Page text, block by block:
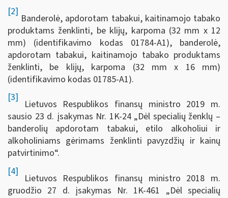
[2]
Banderolė, apdorotam tabakui, kaitinamojo tabako
produktams ženklinti, be klijų, karpoma (32 mm x 12
mm) (identifikavimo kodas 01784-A1), banderolė,
apdorotam tabakui, kaitinamojo tabako produktams
ženklinti, be klijų, karpoma (32 mm x 16 mm)
(identifikavimo kodas 01785-A1).
[3]
Lietuvos Respublikos finansų ministro 2019 m.
sausio 23 d. įsakymas Nr. 1K-24 „Dėl specialių ženklų –
banderolių apdorotam tabakui, etilo alkoholiui ir
alkoholiniams gėrimams ženklinti pavyzdžių ir kainų
patvirtinimo“.
[4]
Lietuvos Respublikos finansų ministro 2018 m.
gruodžio 27 d. įsakymas Nr. 1K-461 „Dėl specialių